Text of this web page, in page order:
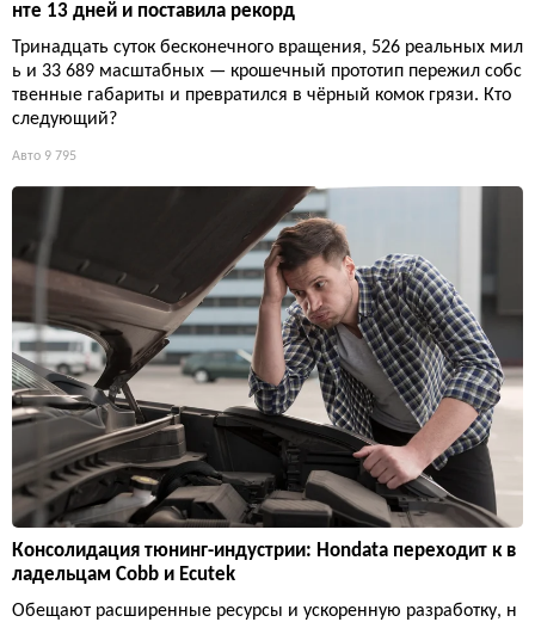
нте 13 дней и поставила рекорд
Тринадцать суток бесконечного вращения, 526 реальных мил
ь и 33 689 масштабных — крошечный прототип пережил собс
твенные габариты и превратился в чёрный комок грязи. Кто
следующий?
Авто 9 795
Консолидация тюнинг-индустрии: Hondata переходит к в
ладельцам Cobb и Ecutek
Обещают расширенные ресурсы и ускоренную разработку, н